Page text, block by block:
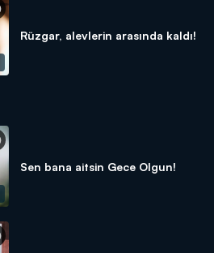
Rüzgar, alevlerin arasında kaldı!
Sen bana aitsin Gece Olgun!